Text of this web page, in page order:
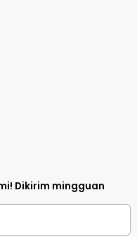
Dikirim mingguan